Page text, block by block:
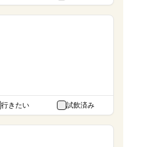
行きたい 試飲済み